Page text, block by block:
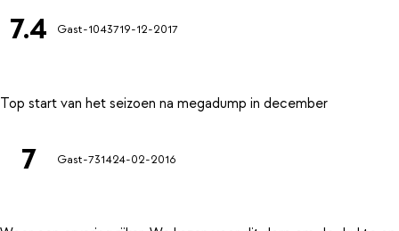
7.4 Gast-1043719-12-2017
7 Gast-731424-02-2016